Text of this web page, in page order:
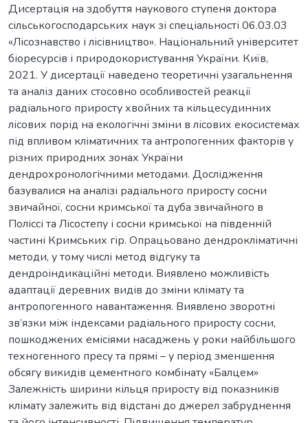
Дисертація на здобуття наукового ступеня доктора
сільськогосподарських наук зі спеціальності 06.03.03
«Лісознавство і лісівництво». Національний університет
біоресурсів і природокористування України. Київ,
2021. У дисертації наведено теоретичні узагальнення
та аналіз даних стосовно особливостей реакції
радіального приросту хвойних та кільцесудинних
лісових порід на екологічні зміни в лісових екосистемах
під впливом кліматичних та антропогенних факторів у
різних природних зонах України
дендрохронологічними методами. Дослідження
базувалися на аналізі радіального приросту сосни
звичайної, сосни кримської та дуба звичайного в
Поліссі та Лісостепу і сосни кримської на південній
частині Кримських гір. Опрацьовано дендрокліматичні
методи, у тому числі метод відгуку та
дендроіндикаційні методи. Виявлено можливість
адаптації деревних видів до зміни клімату та
антропогенного навантаження. Виявлено зворотні
зв’язки між індексами радіального приросту сосни,
пошкоджених емісіями насаджень у роки найбільшого
техногенного пресу та прямі – у період зменшення
обсягу викидів цементного комбінату «Балцем»
Залежність ширини кільця приросту від показників
клімату залежить від відстані до джерел забруднення